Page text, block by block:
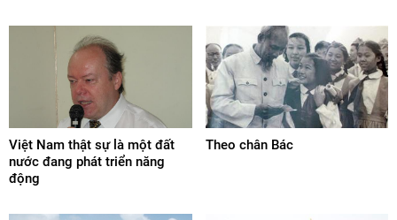
Việt Nam thật sự là một đất
nước đang phát triển năng
động
Theo chân Bác